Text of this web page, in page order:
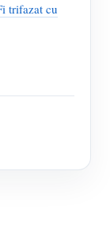
trifazat cu